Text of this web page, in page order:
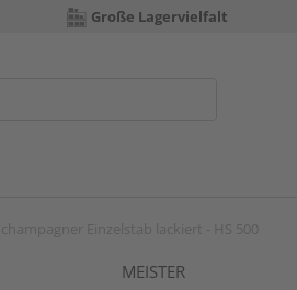
Große Lagervielfalt
MEISTER